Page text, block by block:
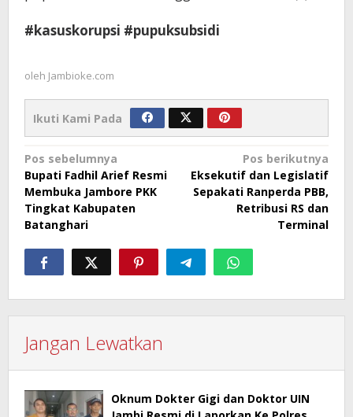
#kasuskorupsi #pupuksubsidi
oleh Jambioke.com
Ikuti Kami Pada
Navigasi
pos
Pos sebelumnya
Bupati Fadhil Arief Resmi
Membuka Jambore PKK
Tingkat Kabupaten
Batanghari
Pos berikutnya
Eksekutif dan Legislatif
Sepakati Ranperda PBB,
Retribusi RS dan
Terminal
Jangan Lewatkan
Oknum Dokter Gigi dan Doktor UIN